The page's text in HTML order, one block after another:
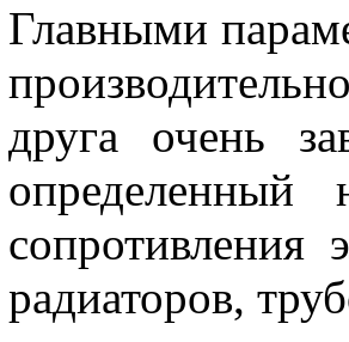
Главными
друга очень
определенный
сопротивления
радиаторов,